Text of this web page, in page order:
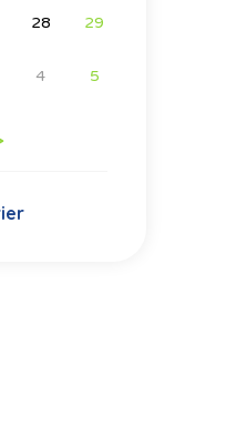
28 29
4 5